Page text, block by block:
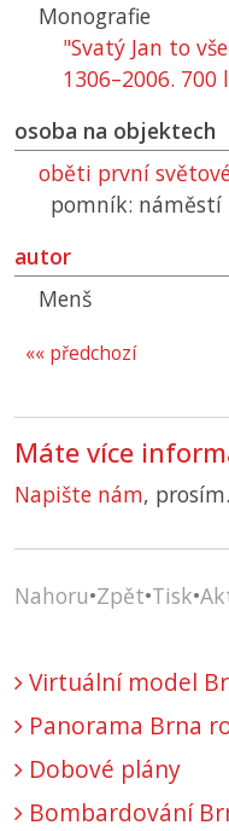
Monografie
"Svatý Jan to
1306–2006.
osoba na objektech
oběti první
pomník: náměstí
autor
Menš
«« předchozí
Máte více
Napište nám,
Nahoru•Zpět•Tisk•
Virtuální model
Panorama Brna
Dobové plány
Bombardování